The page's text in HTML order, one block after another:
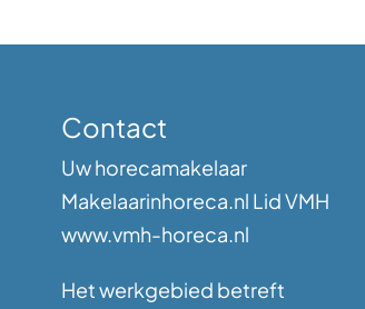
Contact
Uw horecamakelaar
Makelaarinhoreca.nl Lid VMH
www.vmh-horeca.nl
Het werkgebied betreft